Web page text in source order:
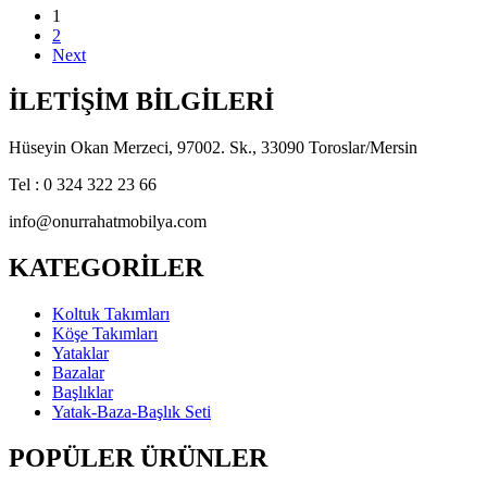
1
2
Next
İLETİŞİM BİLGİLERİ
Hüseyin Okan Merzeci, 97002. Sk., 33090 Toroslar/Mersin
Tel : 0 324 322 23 66
info@onurrahatmobilya.com
KATEGORİLER
Koltuk Takımları
Köşe Takımları
Yataklar
Bazalar
Başlıklar
Yatak-Baza-Başlık Seti
POPÜLER ÜRÜNLER